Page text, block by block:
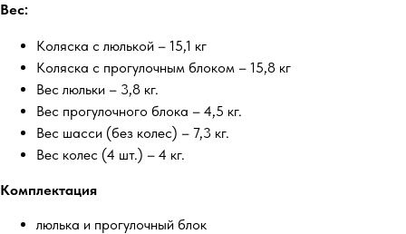
Вес:
Коляска с люлькой – 15,1 кг
Коляска с прогулочным блоком – 15,8 кг
Вес люльки – 3,8 кг.
Вес прогулочного блока – 4,5 кг.
Вес шасси (без колес) – 7,3 кг.
Вес колес (4 шт.) – 4 кг.
Комплектация
люлька и прогулочный блок